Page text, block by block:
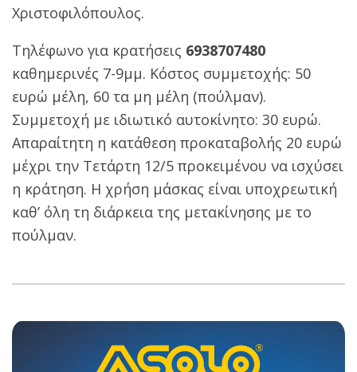
Χριστοφιλόπουλος.
Τηλέφωνο για κρατήσεις 6938707480
καθημερινές 7-9μμ. Κόστος συμμετοχής: 50
ευρώ μέλη, 60 τα μη μέλη (πούλμαν).
Συμμετοχή με ιδιωτικό αυτοκίνητο: 30 ευρώ.
Απαραίτητη η κατάθεση προκαταβολής 20 ευρώ
μέχρι την Τετάρτη 12/5 προκειμένου να ισχύσει
η κράτηση. Η χρήση μάσκας είναι υποχρεωτική
καθ’ όλη τη διάρκεια της μετακίνησης με το
πούλμαν.
05-